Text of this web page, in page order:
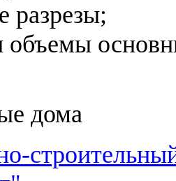
разрезы;
объемы
дома